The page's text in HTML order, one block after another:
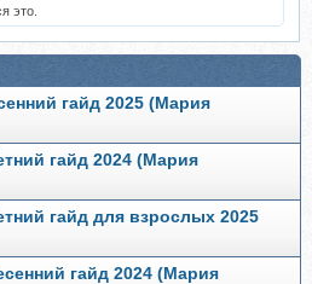
это.
гайд 2025 (Мария
гайд 2024 (Мария
гайд для взрослых 2025
гайд 2024 (Мария